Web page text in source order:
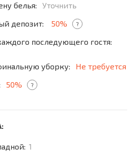
белья:
Уточнить
депозит:
50% ?
последующего гостя:
уборку:
Не требуется
50% ?
1